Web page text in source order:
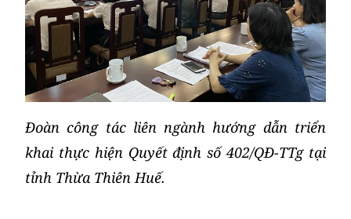
Đoàn công tác liên ngành hướng dẫn triển
khai thực hiện Quyết định số 402/QĐ-TTg tại
tỉnh Thừa Thiên Huế.